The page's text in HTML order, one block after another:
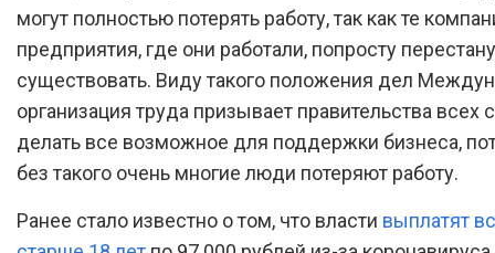
могут полностью потерять работу, так как те
предприятия, где они работали, попросту
существовать. Виду такого положения дел
организация труда призывает правительства всех
делать все возможное для поддержки бизнеса,
без такого очень многие люди потеряют работу.
Ранее стало известно о том, что власти выплатят